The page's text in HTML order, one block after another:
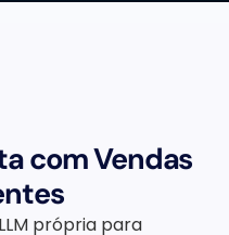
com Vendas
própria para